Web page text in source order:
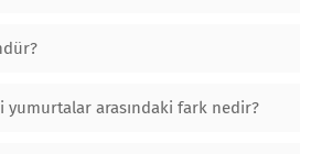
yumurtalar arasındaki fark nedir?